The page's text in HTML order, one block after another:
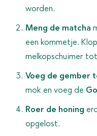
worden.
Meng de matcha
een kommetje.
melkopschuimer
Voeg de gember
mok en voeg de
Roer de honing
opgelost.